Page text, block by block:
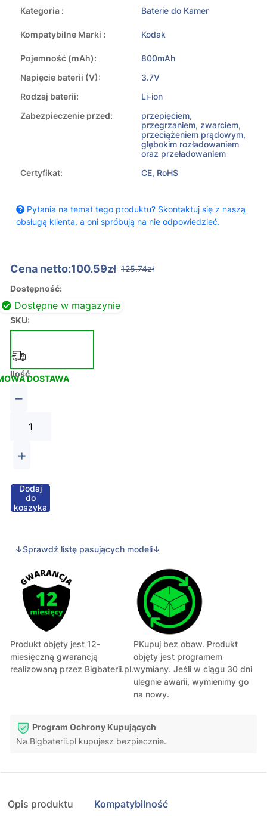
Kategoria : Baterie do Kamer
Kompatybilne Marki : Kodak
Pojemność (mAh):
800mAh
Napięcie baterii (V):
3.7V
Rodzaj baterii:
Li-ion
Zabezpieczenie przed:
przepięciem,
przegrzaniem, zwarciem,
przeciążeniem prądowym,
głębokim rozładowaniem
oraz przeładowaniem
Certyfikat:
CE, RoHS
Pytania na temat tego produktu? Skontaktuj się z naszą
obsługą klienta, a oni spróbują na nie odpowiedzieć.
Cena netto:100.59zł 125.74zł
Dostępność:
Dostępne w magazynie
SKU:
DOSTAWA
Ilość
−
+
Dodaj
do
koszyka
↓Sprawdź listę pasujących modeli↓
Produkt objęty jest 12-
miesięczną gwarancją
realizowaną przez Bigbaterii.pl.
PKupuj bez obaw. Produkt
objęty jest programem
wymiany. Jeśli w ciągu 30 dni
ulegnie awarii, wymienimy go
na nowy.
Program Ochrony Kupujących
Na Bigbaterii.pl kupujesz bezpiecznie.
Opis produktu Kompatybilność